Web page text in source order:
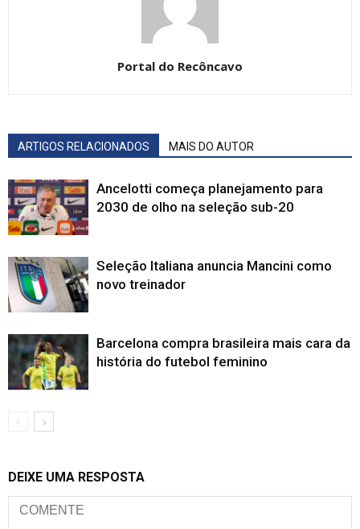
Portal do Recôncavo
ARTIGOS RELACIONADOS MAIS DO AUTOR
Ancelotti começa planejamento para
2030 de olho na seleção sub-20
Seleção Italiana anuncia Mancini como
novo treinador
Barcelona compra brasileira mais cara da
história do futebol feminino
DEIXE UMA RESPOSTA